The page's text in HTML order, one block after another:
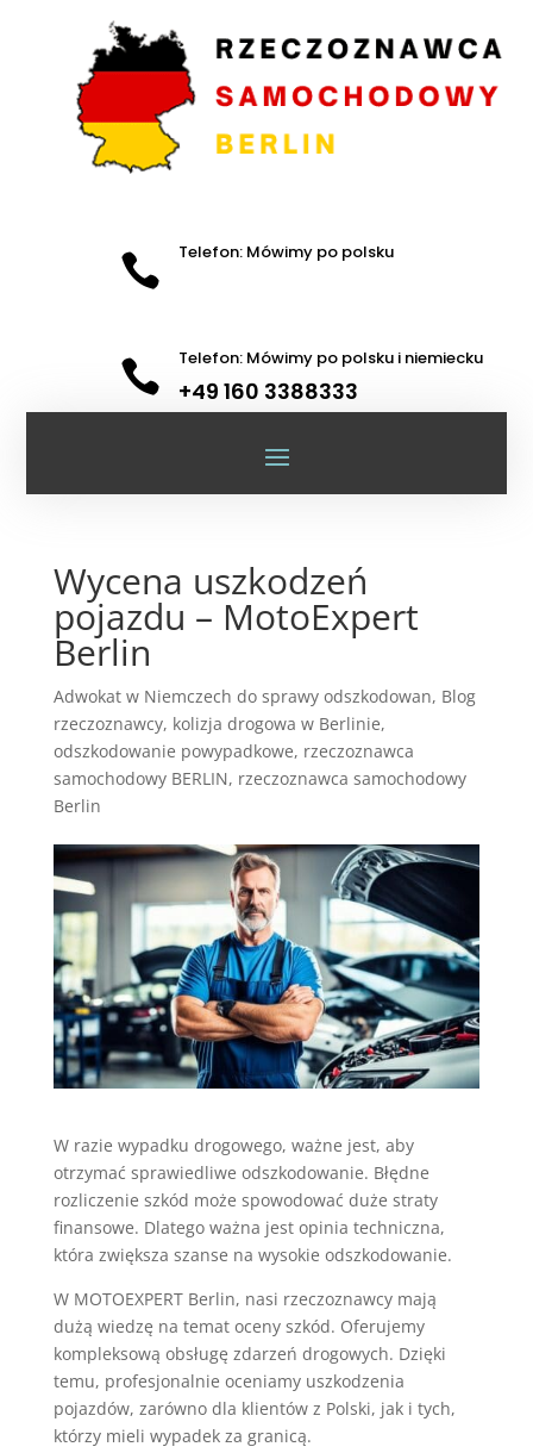
 Telefon: Mówimy po polsku
 Telefon: Mówimy po polsku i niemiecku
+49 160 3388333
Wycena uszkodzeń
pojazdu – MotoExpert
Berlin
Adwokat w Niemczech do sprawy odszkodowan, Blog
rzeczoznawcy, kolizja drogowa w Berlinie,
odszkodowanie powypadkowe, rzeczoznawca
samochodowy BERLIN, rzeczoznawca samochodowy
Berlin
W razie wypadku drogowego, ważne jest, aby
otrzymać sprawiedliwe odszkodowanie. Błędne
rozliczenie szkód może spowodować duże straty
finansowe. Dlatego ważna jest opinia techniczna,
która zwiększa szanse na wysokie odszkodowanie.
W MOTOEXPERT Berlin, nasi rzeczoznawcy mają
dużą wiedzę na temat oceny szkód. Oferujemy
kompleksową obsługę zdarzeń drogowych. Dzięki
temu, profesjonalnie oceniamy uszkodzenia
pojazdów, zarówno dla klientów z Polski, jak i tych,
którzy mieli wypadek za granicą.